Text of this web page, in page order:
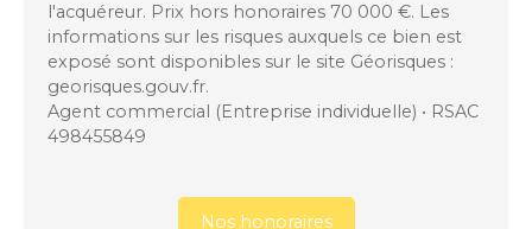
l'acquéreur. Prix hors honoraires 70 000 €. Les
informations sur les risques auxquels ce bien est
exposé sont disponibles sur le site Géorisques :
georisques.gouv.fr.
Agent commercial (Entreprise individuelle) • RSAC
498455849
Nos honoraires